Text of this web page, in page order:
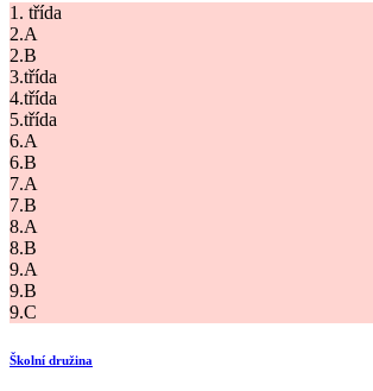
1. třída
2.A
2.B
3.třída
4.třída
5.třída
6.A
6.B
7.A
7.B
8.A
8.B
9.A
9.B
9.C
Školní družina